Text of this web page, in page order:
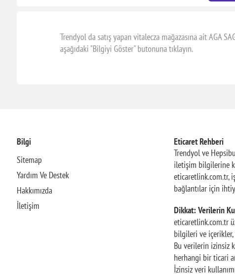
Trendyol da satış yapan vitalecza mağazasına ait AGA
aşağıdaki "Bilgiyi Göster" butonuna tıklayın.
Bilgi
Sitemap
Yardım Ve Destek
Hakkımızda
İletişim
Eticaret Rehberi
Trendyol ve
iletişim bilgilerine
eticaretlink.com.tr,
bağlantılar için
Dikkat: Verilerin
eticaretlink.com.tr
bilgileri ve içerikler,
Bu verilerin izinsiz
herhangi bir ticari
İzinsiz veri